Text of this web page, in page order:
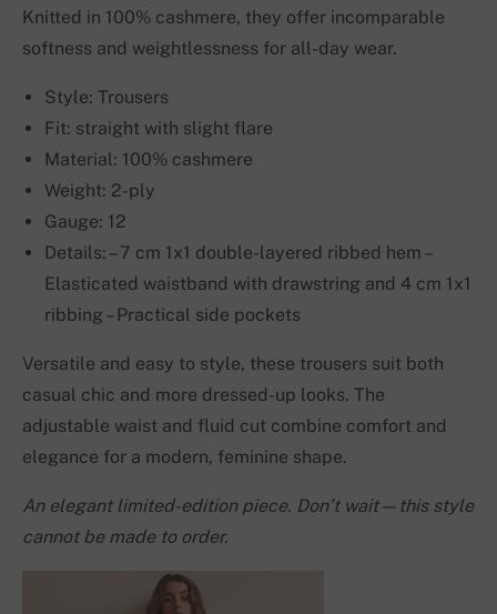
Knitted in 100% cashmere, they offer incomparable
softness and weightlessness for all-day wear.
Style: Trousers
Fit: straight with slight flare
Material: 100% cashmere
Weight: 2-ply
Gauge: 12
Details: – 7 cm 1x1 double-layered ribbed hem –
Elasticated waistband with drawstring and 4 cm 1x1
ribbing – Practical side pockets
Versatile and easy to style, these trousers suit both
casual chic and more dressed-up looks. The
adjustable waist and fluid cut combine comfort and
elegance for a modern, feminine shape.
An elegant limited-edition piece. Don’t wait—this style
cannot be made to order.